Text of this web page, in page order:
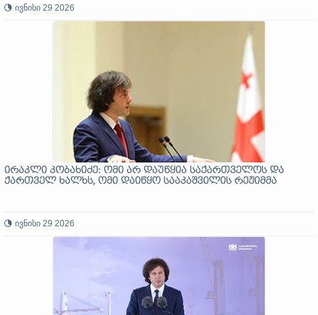
ივნისი 29 2026
ირაკლი კობახიძე: ომი არ დაუწყია საქართველოს და
ქართველ ხალხს, ომი დაიწყო სააკაშვილის რეჟიმმა
ივნისი 29 2026